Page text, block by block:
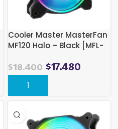
Cooler Master MasterFan
MF120 Halo – Black [MFL-
$18.400 $17.480